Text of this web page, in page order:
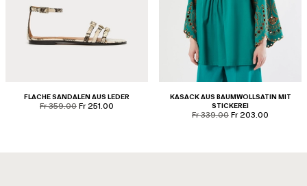
FLACHE SANDALEN AUS LEDER
product.price.original
Fr 359.00 product.price.sale
Fr 251.00
KASACK AUS BAUMWOLLSATIN MIT
STICKEREI
product.price.original
Fr 339.00 product.price.sale
Fr 203.00